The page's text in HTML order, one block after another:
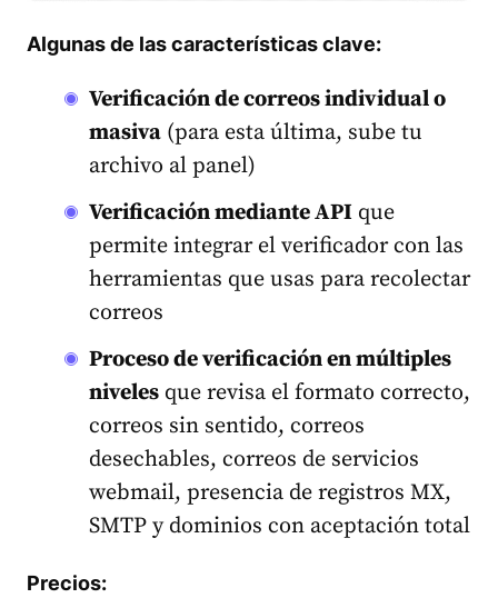
Algunas de las características clave:
Verificación de correos individual o
masiva (para esta última, sube tu
archivo al panel)
Verificación mediante API que
permite integrar el verificador con las
herramientas que usas para recolectar
correos
Proceso de verificación en múltiples
niveles que revisa el formato correcto,
correos sin sentido, correos
desechables, correos de servicios
webmail, presencia de registros MX,
SMTP y dominios con aceptación total
Precios: